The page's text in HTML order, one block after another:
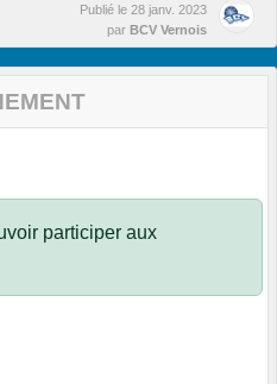
Publié le 28 janv. 2023
par BCV Vernois
participer aux